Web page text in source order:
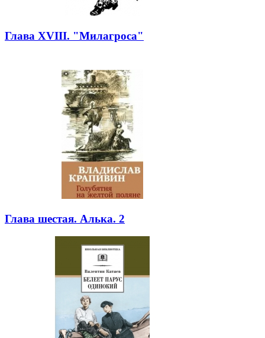
Глава XVIII. "Милагроса"
Глава шестая. Алька. 2